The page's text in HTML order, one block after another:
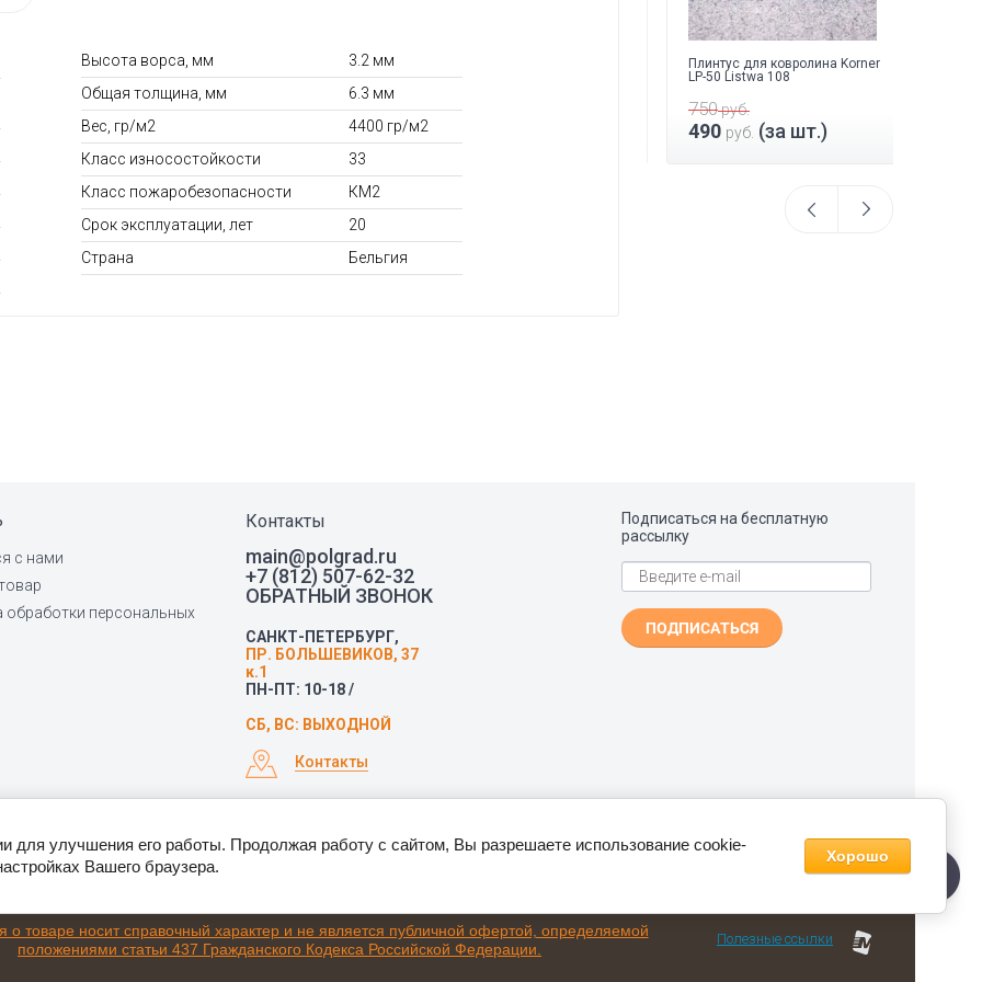
Rico Leo
Плинтус для ковролина Korner
LP-50 Listwa 102
750руб.
490
№152 Дуб Скандинавский
295руб.
180
Плинтус для ковролина Korner
LP-50 Listwa 108
750руб.
490 руб.(за шт.)
Высота ворса, мм
3.2 мм
Общая толщина, мм
6.3 мм
Вес, гр/м2
4400 гр/м2
Класс износостойкости
33
Класс пожаробезопасности
КМ2
Срок эксплуатации, лет
20
Страна
Бельгия
с нами
обработки персональных
Контакты
main@polgrad.ru
+7 (812) 507-62-32
ОБРАТНЫЙ ЗВОНОК
САНКТ-ПЕТЕРБУРГ,
ПР. БОЛЬШЕВИКОВ, 37
к.1
ПН-ПТ: 10-18 /
СБ, ВС: ВЫХОДНОЙ
Контакты
Подписаться на бесплатную
рассылку
ПОДПИСАТЬСЯ
Полезные ссылки
товаре носит справочный характер и не является публичной офертой, определяемой
положениями статьи 437 Гражданского Кодекса Российской Федерации.
для улучшения его работы. Продолжая работу с сайтом, Вы разрешаете использование cookie-
Вашего браузера.
Хорошо